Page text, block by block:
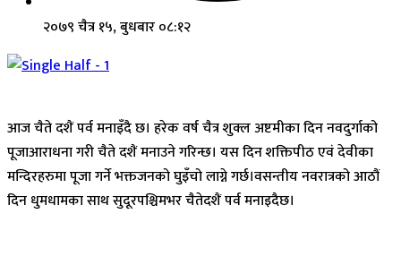
२०७९ चैत्र १५, बुधबार ०८:१२
आज चैते दशैं पर्व मनाइँदै छ। हरेक वर्ष चैत्र शुक्ल अष्टमीका दिन नवदुर्गाको
पूजाआराधना गरी चैते दशैं मनाउने गरिन्छ। यस दिन शक्तिपीठ एवं देवीका
मन्दिरहरुमा पूजा गर्ने भक्तजनको घुइँचो लाग्ने गर्छ।वसन्तीय नवरात्रको आठौं
दिन धुमधामका साथ सुदूरपश्चिमभर चैतेदशैं पर्व मनाइदैछ।